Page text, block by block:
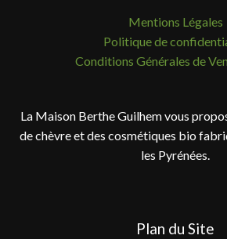
Mentions Légales
Politique de
Conditions Générales de
La Maison Berthe Guilhem vous
de chèvre et des cosmétiques bio
les Pyrénées.
Plan du Site